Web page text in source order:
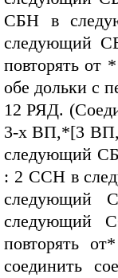
СБН в
следующий
повторять от
обе дольки с
12 РЯД.
3-х ВП,*[3 ВП,
следующий
: 2 ССН в
следующий
повторять
соединить